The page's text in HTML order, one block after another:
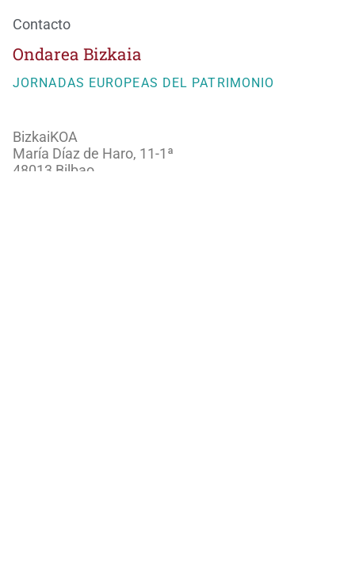
Ondarea Bizkaia
JORNADAS EUROPEAS DEL PATRIMONIO
BizkaiKOA
María Díaz de Haro, 11-1ª
48013 Bilbao
Contacto